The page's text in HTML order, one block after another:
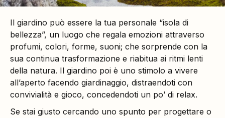
Il giardino può essere la tua personale “isola di
bellezza”, un luogo che regala emozioni attraverso
profumi, colori, forme, suoni; che sorprende con la
sua continua trasformazione e riabitua ai ritmi lenti
della natura. Il giardino poi è uno stimolo a vivere
all’aperto facendo giardinaggio, distraendoti con
convivialità e gioco, concedendoti un po’ di relax.
Se stai giusto cercando uno spunto per progettare o